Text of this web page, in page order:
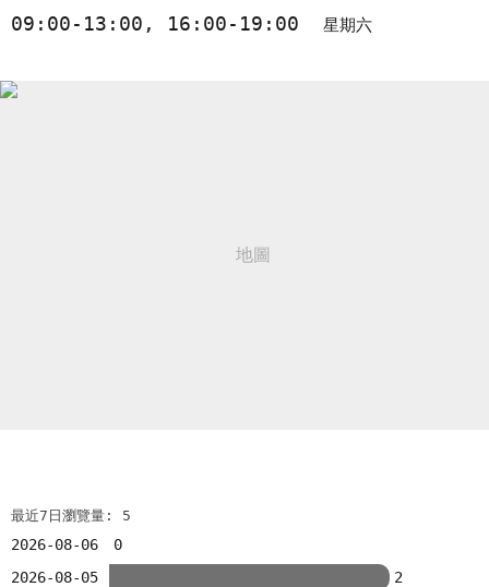
09:00-13:00, 16:00-19:00 星期六
最近7日瀏覽量: 5
2026-08-06
0
2026-08-05
2